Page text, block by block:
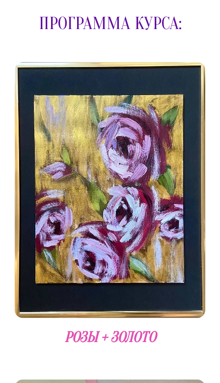
ПРОГРАММА КУРСА:
РОЗЫ + ЗОЛОТО